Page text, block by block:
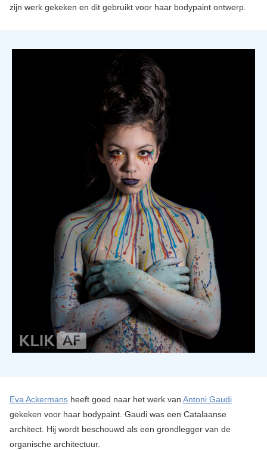
zijn werk gekeken en dit gebruikt voor haar bodypaint ontwerp.
Eva Ackermansheeft goed naar het werk van Antoni Gaudi
gekeken voor haar bodypaint. Gaudi was een Catalaanse
architect. Hij wordt beschouwd als een grondlegger van de
organische architectuur.